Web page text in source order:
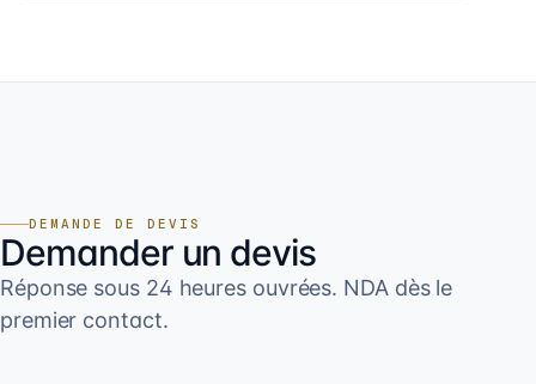
DEMANDE DE DEVIS
Demander un devis
Réponse sous 24 heures ouvrées. NDA dès le
premier contact.